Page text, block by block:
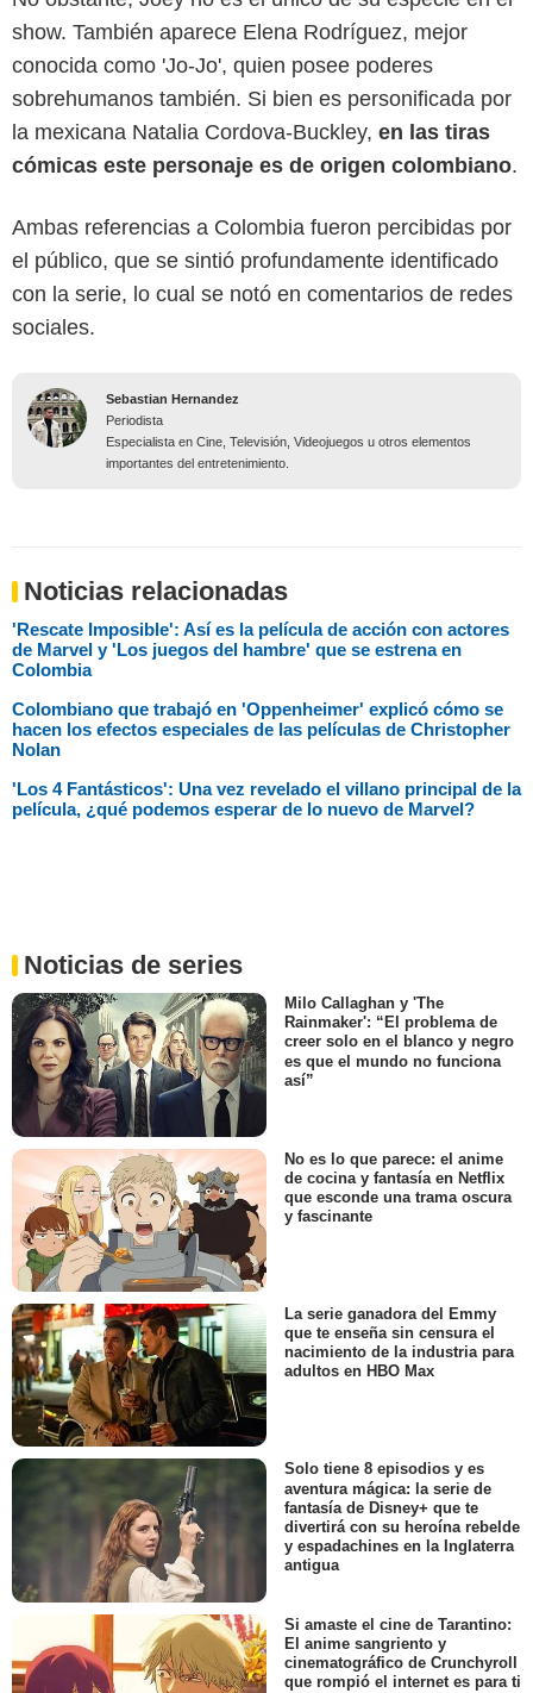
show. También aparece Elena Rodríguez, mejor
conocida como 'Jo-Jo', quien posee poderes
sobrehumanos también. Si bien es personificada por
la mexicana Natalia Cordova-Buckley, en las tiras
cómicas este personaje es de origen colombiano.
Ambas referencias a Colombia fueron percibidas por
el público, que se sintió profundamente identificado
con la serie, lo cual se notó en comentarios de redes
sociales.
Sebastian Hernandez
Periodista
Especialista en Cine, Televisión, Videojuegos u otros elementos
importantes del entretenimiento.
Noticias relacionadas
'Rescate Imposible': Así es la película de acción con actores
de Marvel y 'Los juegos del hambre' que se estrena en
Colombia
Colombiano que trabajó en 'Oppenheimer' explicó cómo se
hacen los efectos especiales de las películas de Christopher
Nolan
'Los 4 Fantásticos': Una vez revelado el villano principal de la
película, ¿qué podemos esperar de lo nuevo de Marvel?
Noticias de series
Milo Callaghan y 'The
Rainmaker': “El problema de
creer solo en el blanco y negro
es que el mundo no funciona
así”
No es lo que parece: el anime
de cocina y fantasía en Netflix
que esconde una trama oscura
y fascinante
La serie ganadora del Emmy
que te enseña sin censura el
nacimiento de la industria para
adultos en HBO Max
Solo tiene 8 episodios y es
aventura mágica: la serie de
fantasía de Disney+ que te
divertirá con su heroína rebelde
y espadachines en la Inglaterra
antigua
Si amaste el cine de Tarantino:
El anime sangriento y
cinematográfico de Crunchyroll
que rompió el internet es para ti